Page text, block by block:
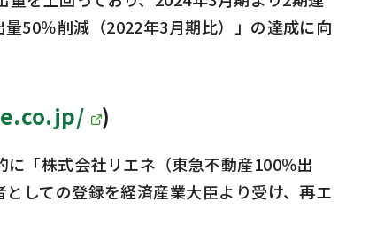
50％削減（2022年3月期比）」の達成に向
)
「株式会社リエネ（東急不動産100％出
しての登録を経済産業大臣より受け、再エ